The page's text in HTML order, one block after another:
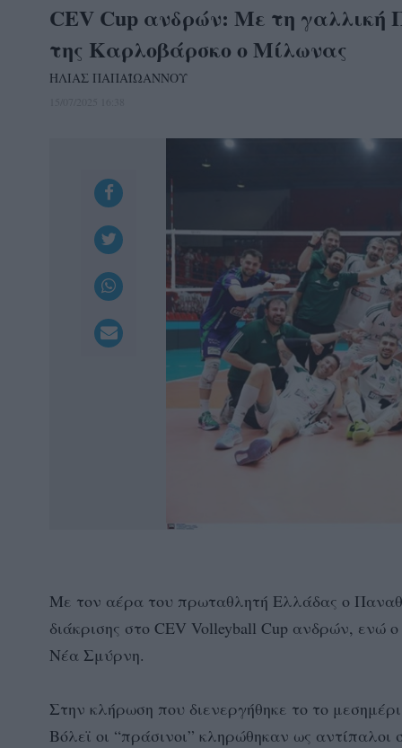
CEV Cup ανδρών: Με τη γαλλική
της Καρλοβάρσκο ο Μίλωνας
ΗΛΙΑΣ ΠΑΠΑΪΩΑΝΝΟΥ
Με τον αέρα του πρωταθλητή Ελλάδας ο
διάκρισης στο CEV Volleyball Cup ανδρών, ενώ
Νέα Σμύρνη.
Στην κλήρωση που διενεργήθηκε το το
Βόλεϊ οι “πράσινοι” κληρώθηκαν ως